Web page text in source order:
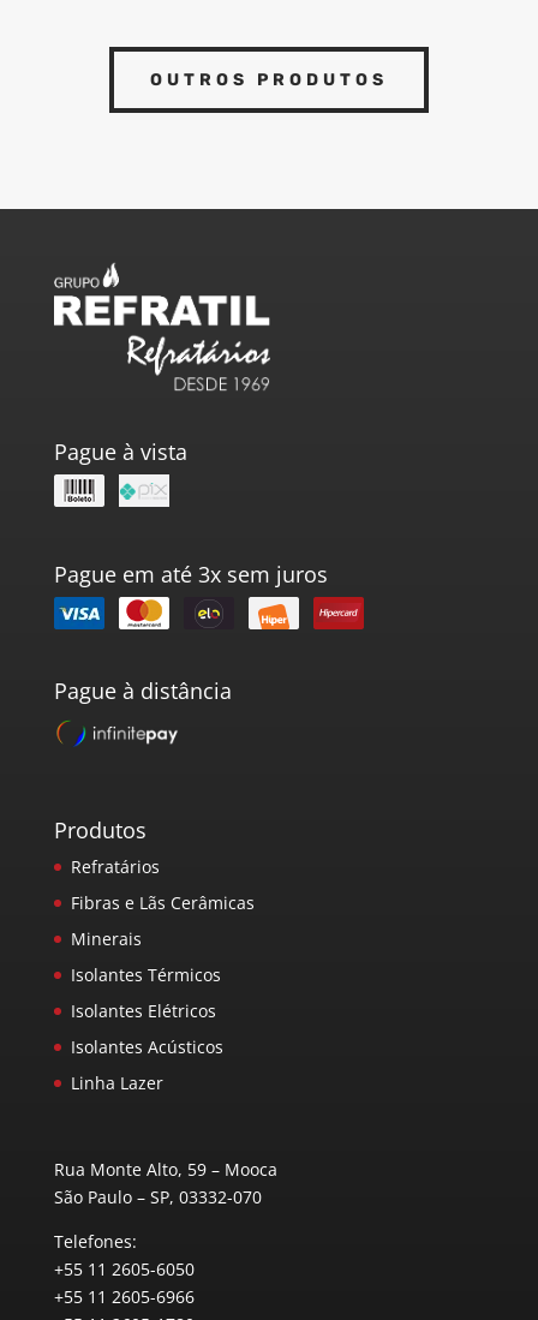
OUTROS PRODUTOS
Pague à vista
Pague em até 3x sem juros
Pague à distância
Produtos
Refratários
Fibras e Lãs Cerâmicas
Minerais
Isolantes Térmicos
Isolantes Elétricos
Isolantes Acústicos
Linha Lazer
Rua Monte Alto, 59 – Mooca
São Paulo – SP, 03332-070
Telefones:
+55 11 2605-6050
+55 11 2605-6966